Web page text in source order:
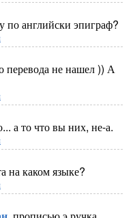
по английски эпиграф?
перевода не нашел )) А
а то что вы них, не-а.
на каком языке?